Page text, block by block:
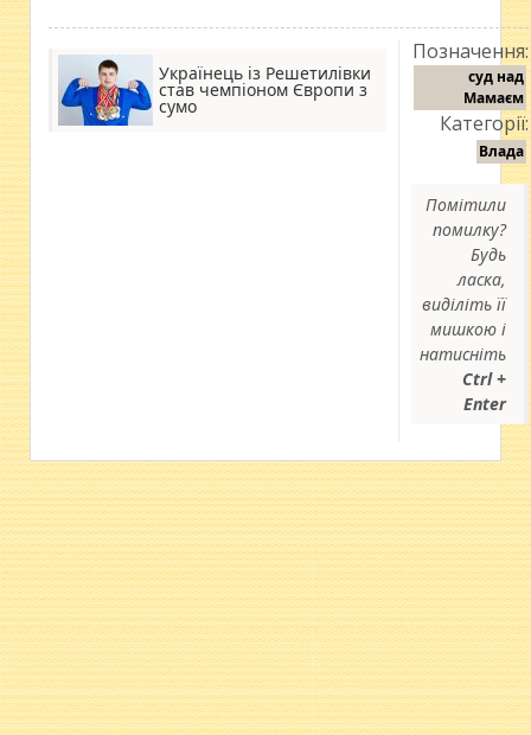
Українець із Решетилівки
став чемпіоном Європи з
сумо
Позначення:
суд над
Мамаєм
Категорії:
Влада
Помітили
помилку?
Будь
ласка,
виділіть її
мишкою і
натисніть
Ctrl +
Enter